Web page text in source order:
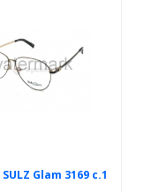
Glam 3169 с.1